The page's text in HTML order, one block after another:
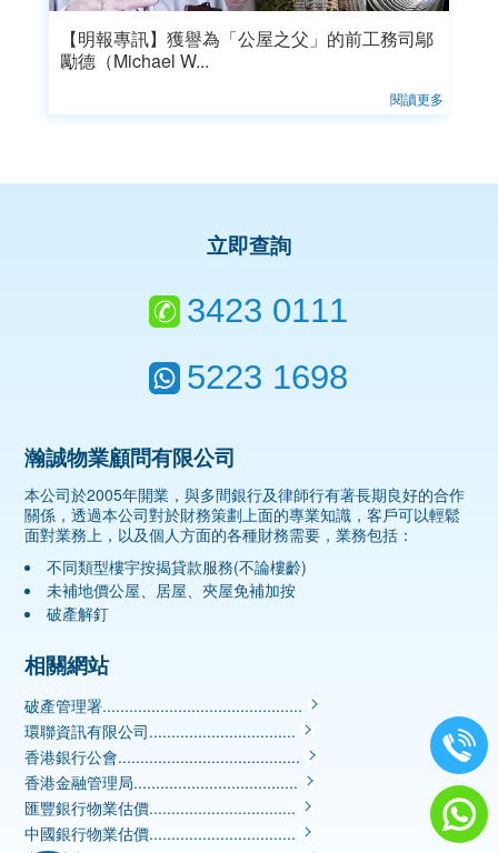
【明報專訊】獲譽為「公屋之父」的前工務司鄔
勵德（Michael W...
閱讀更多
立即查詢
3423 0111
5223 1698
瀚誠物業顧問有限公司
本公司於2005年開業，與多間銀行及律師行有著長期良好的合作
關係，透過本公司對於財務策劃上面的專業知識，客戶可以輕鬆
面對業務上，以及個人方面的各種財務需要，業務包括：
不同類型樓宇按揭貸款服務(不論樓齡)
未補地價公屋、居屋、夾屋免補加按
破產解釘
相關網站
破產管理署.............................................
環聯資訊有限公司.................................
香港銀行公會.........................................
香港金融管理局.....................................
匯豐銀行物業估價.................................
中國銀行物業估價.................................